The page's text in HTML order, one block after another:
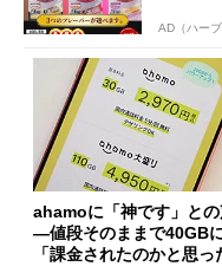
AD（ハーブ
ahamoに「神です」と
―値段そのままで40GB
「課金されたのかと思っ